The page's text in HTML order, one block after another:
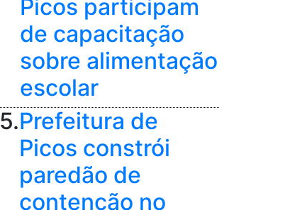
Picos participam
de capacitação
sobre alimentação
escolar
5.Prefeitura de
Picos constrói
paredão de
contenção no